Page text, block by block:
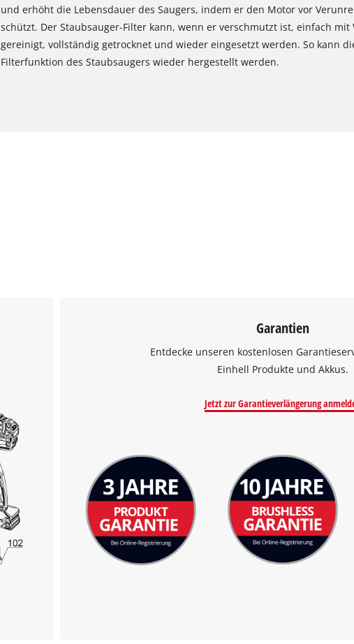
und erhöht die Lebensdauer des Saugers, indem er den Motor vor
schützt. Der Staubsauger-Filter kann, wenn er verschmutzt ist, einfach mit
gereinigt, vollständig getrocknet und wieder eingesetzt werden. So kann
Filterfunktion des Staubsaugers wieder hergestellt werden.
Garantien
Entdecke unseren kostenlosen
Einhell Produkte und Akkus.
Jetzt zur Garantieverlängerung